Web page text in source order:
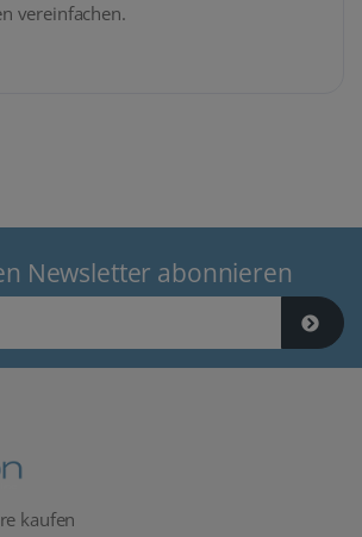
vereinfachen.
Newsletter abonnieren
kaufen